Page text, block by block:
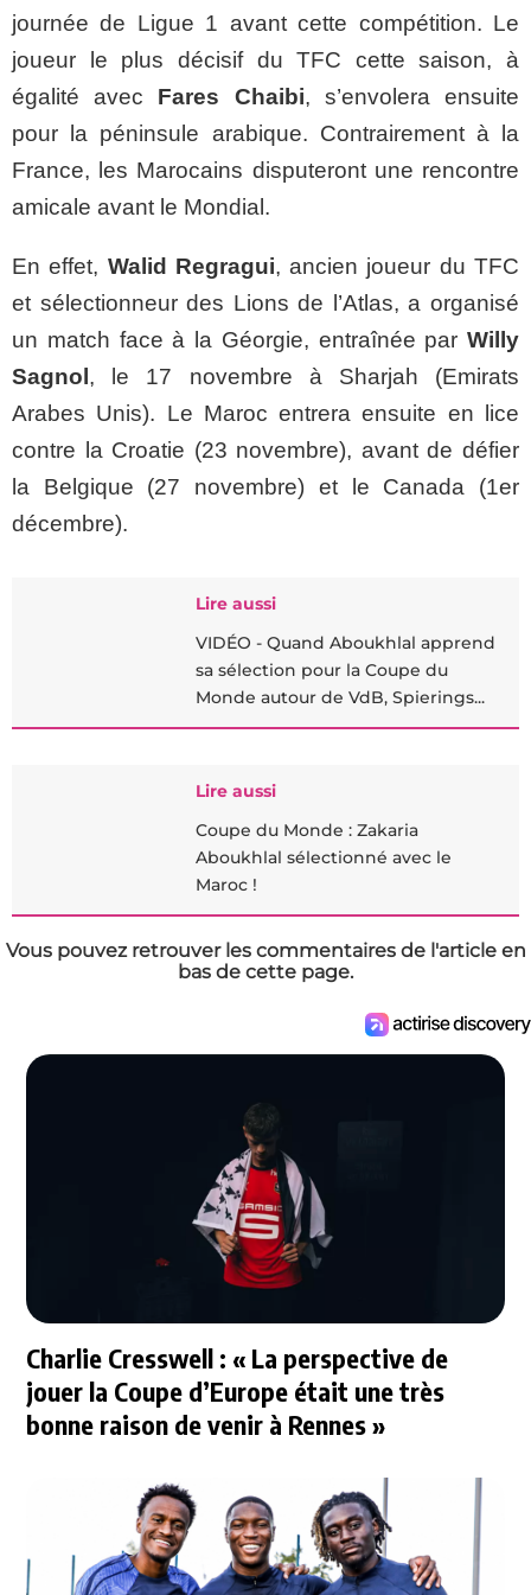
journée de Ligue 1 avant cette compétition. Le
joueur le plus décisif du TFC cette saison, à
égalité avec Fares Chaibi, s’envolera ensuite
pour la péninsule arabique. Contrairement à la
France, les Marocains disputeront une rencontre
amicale avant le Mondial.
En effet, Walid Regragui, ancien joueur du TFC
et sélectionneur des Lions de l’Atlas, a organisé
un match face à la Géorgie, entraînée par Willy
Sagnol , le 17 novembre à Sharjah (Emirats
Arabes Unis). Le Maroc entrera ensuite en lice
contre la Croatie (23 novembre), avant de défier
la Belgique (27 novembre) et le Canada (1er
décembre).
Lire aussi
VIDÉO - Quand Aboukhlal apprend
sa sélection pour la Coupe du
Monde autour de VdB, Spierings...
Lire aussi
Coupe du Monde : Zakaria
Aboukhlal sélectionné avec le
Maroc !
Vous pouvez retrouver les commentaires de l'article en
bas de cette page.
Charlie Cresswell : « La perspective de
jouer la Coupe d’Europe était une très
bonne raison de venir à Rennes »